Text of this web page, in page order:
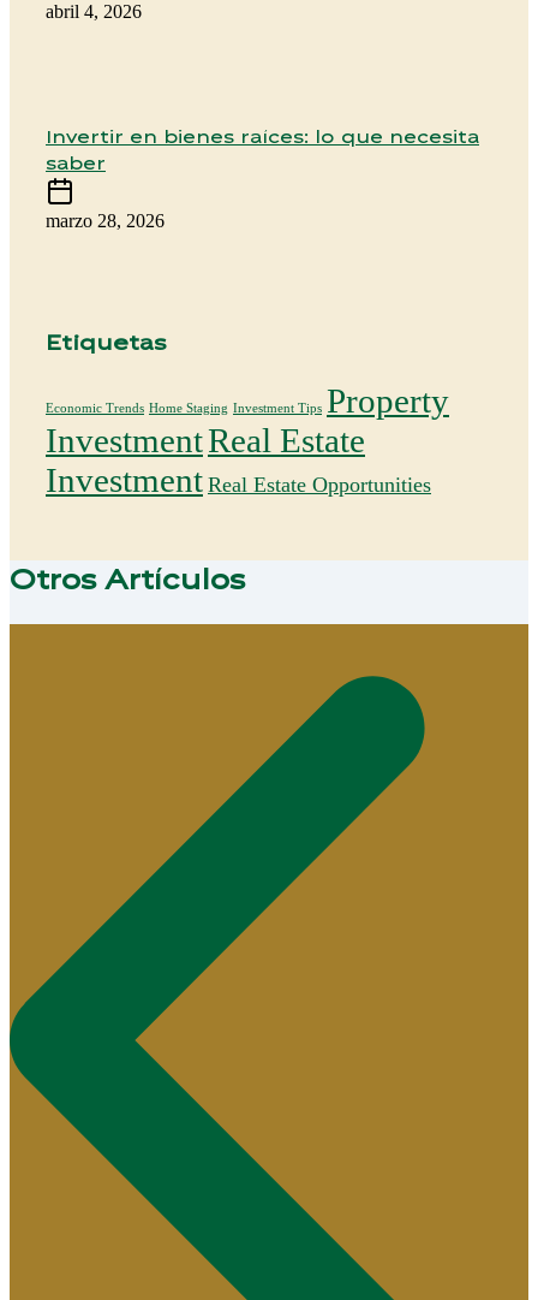
abril 4, 2026
Invertir en bienes raíces: lo que necesita
saber
marzo 28, 2026
Etiquetas
Economic Trends Home Staging Investment Tips Property
InvestmentReal Estate
Investment Real Estate Opportunities
Otros Artículos